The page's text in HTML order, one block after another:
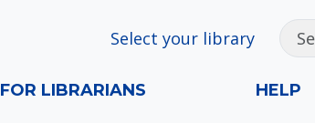
Select your library
FOR LIBRARIANS HELP